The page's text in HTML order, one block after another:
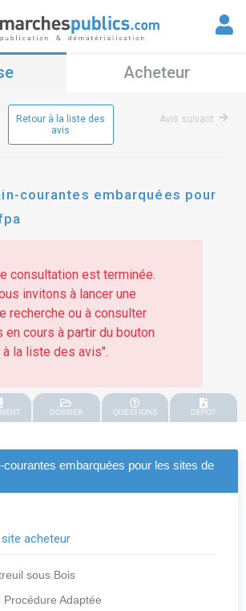
Acheteur
Retour à la liste des
avis
Avis suivant
courantes embarquées pour
consultation est terminée.
invitons à lancer une
recherche ou à consulter
en cours à partir du bouton
à la liste des avis".
DOSSIER QUESTIONS DEPOT
courantes embarquées pour les sites de
acheteur
sous Bois
Adaptée